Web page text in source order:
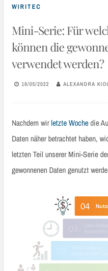
WIRITEC
Mini-Serie: Für
können die
verwendet werden?
16/05/2022 ALEXANDRA
Nachdem wirletzte Wochedie
Daten näher betrachtet haben,
letzten Teil unserer Mini-Serie
gewonnenen Daten genutzt